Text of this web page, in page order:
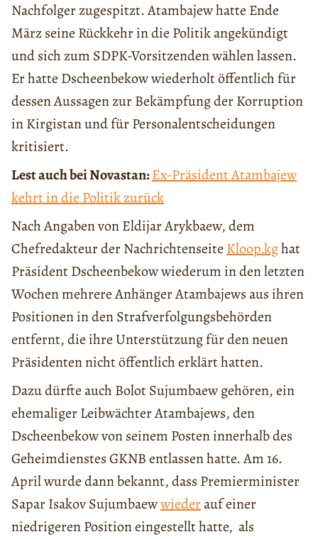
Nachfolger zugespitzt. Atambajew hatte Ende
März seine Rückkehr in die Politik angekündigt
und sich zum SDPK-Vorsitzenden wählen lassen.
Er hatte Dscheenbekow wiederholt öffentlich für
dessen Aussagen zur Bekämpfung der Korruption
in Kirgistan und für Personalentscheidungen
kritisiert.
Lest auch bei Novastan:Ex-Präsident Atambajew
kehrt in die Politik zurück
Nach Angaben von Eldijar Arykbaew, dem
Chefredakteur der Nachrichtenseite Kloop.kghat
Präsident Dscheenbekow wiederum in den letzten
Wochen mehrere Anhänger Atambajews aus ihren
Positionen in den Strafverfolgungsbehörden
entfernt, die ihre Unterstützung für den neuen
Präsidenten nicht öffentlich erklärt hatten.
Dazu dürfte auch Bolot Sujumbaew gehören, ein
ehemaliger Leibwächter Atambajews, den
Dscheenbekow von seinem Posten innerhalb des
Geheimdienstes GKNB entlassen hatte. Am 16.
April wurde dann bekannt, dass Premierminister
Sapar Isakov Sujumbaewwiederauf einer
niedrigeren Position eingestellt hatte, als